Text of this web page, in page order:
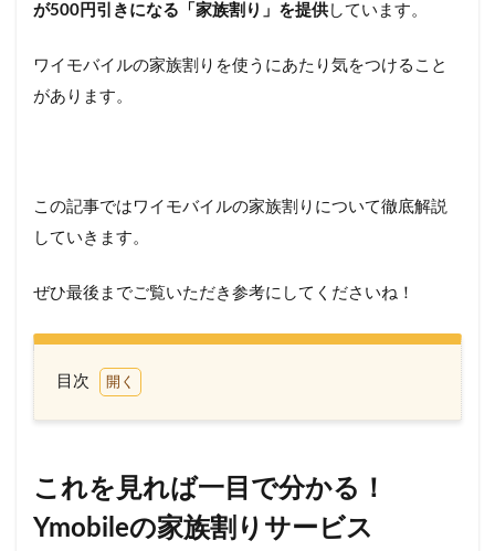
が500円引きになる「家族割り」を提供 しています。
ワイモバイルの家族割りを使うにあたり気をつけること
があります。
この記事ではワイモバイルの家族割りについて徹底解説
していきます。
ぜひ最後までご覧いただき参考にしてくださいね！
目次
目で分
かる！
Ymobile
の家族
これを見れば一目で分かる！
Ymobileの家族割りサービス